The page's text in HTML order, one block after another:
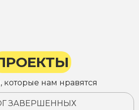
которые нам нравятся
ЗАВЕРШЕННЫХ